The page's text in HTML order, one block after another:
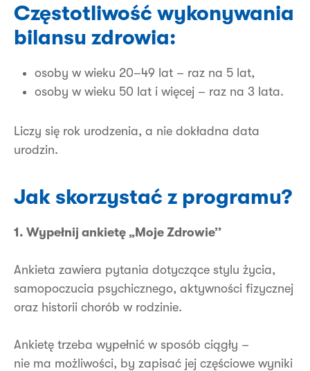
Częstotliwość wykonywania
bilansu zdrowia:
osoby w wieku 20–49 lat – raz na 5 lat,
osoby w wieku 50 lat i więcej – raz na 3 lata.
Liczy się rok urodzenia, a nie dokładna data
urodzin.
Jak skorzystać z programu?
1. Wypełnij ankietę „Moje Zdrowie’’
Ankieta zawiera pytania dotyczące stylu życia,
samopoczucia psychicznego, aktywności fizycznej
oraz historii chorób w rodzinie.
Ankietę trzeba wypełnić w sposób ciągły –
nie ma możliwości, by zapisać jej częściowe wyniki